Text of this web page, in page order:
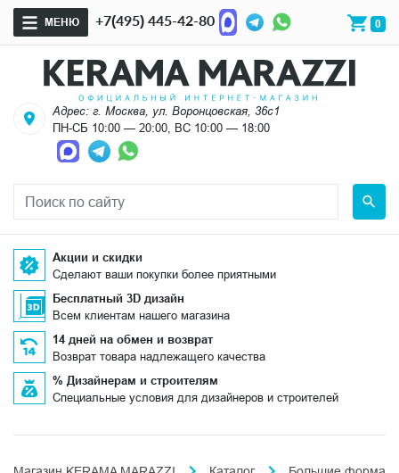
МЕНЮ +7(495) 445-42-80 0
Адрес: г. Москва, ул. Воронцовская, 36с1
ПН-СБ 10:00 — 20:00, ВС 10:00 — 18:00
Акции и скидки
Сделают ваши покупки более приятными
Бесплатный 3D дизайн
Всем клиентам нашего магазина
14 дней на обмен и возврат
Возврат товара надлежащего качества
% Дизайнерам и строителям
Специальные условия для дизайнеров и строителей